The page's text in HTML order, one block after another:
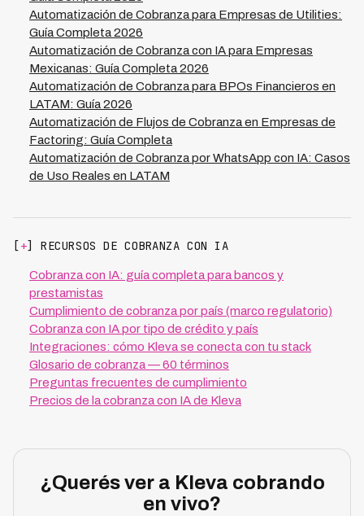
se respete la privacidad del deudor y se mantengan
registros auditables de cada interacción para
cumplimiento regulatorio. Para decision makers de
financieras, esto significa que pueden escalar
operaciones de cobranza sin incrementar riesgo legal,
ya que la automatización inteligente se adapta
automáticamente a las reglas de cada país.
Automatización de Cobranza para Empresas de Utilities:
Guía Completa 2026
Automatización de Cobranza con IA para Empresas
Mexicanas: Guía Completa 2026
Automatización de Cobranza para BPOs Financieros en
LATAM: Guía 2026
Automatización de Flujos de Cobranza en Empresas de
Factoring: Guía Completa
Automatización de Cobranza por WhatsApp con IA: Casos
de Uso Reales en LATAM
[ +] RECURSOS DE COBRANZA CON IA
Cobranza con IA: guía completa para bancos y
prestamistas
Cumplimiento de cobranza por país (marco regulatorio)
Cobranza con IA por tipo de crédito y país
Integraciones: cómo Kleva se conecta con tu stack
Glosario de cobranza — 60 términos
Preguntas frecuentes de cumplimiento
Precios de la cobranza con IA de Kleva
¿Querés ver a Kleva cobrando
en vivo?